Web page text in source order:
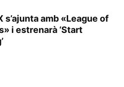
s’ajunta amb «League of
i estrenarà ‘Start